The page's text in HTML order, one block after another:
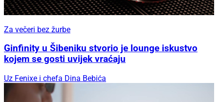
Za večeri bez žurbe
Ginfinity u Šibeniku stvorio je lounge iskustvo
kojem se gosti uvijek vraćaju
Uz Fenixe i chefa Dina Bebića